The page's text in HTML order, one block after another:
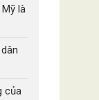
là
của